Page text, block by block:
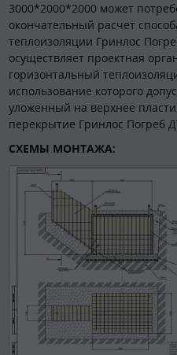
3000*2000*2000 может
окончательный расчет
теплоизоляции Гринлос
осуществляет проектная
горизонтальный
использование которого
уложенный на верхнее
перекрытие Гринлос Погреб
СХЕМЫ МОНТАЖА: